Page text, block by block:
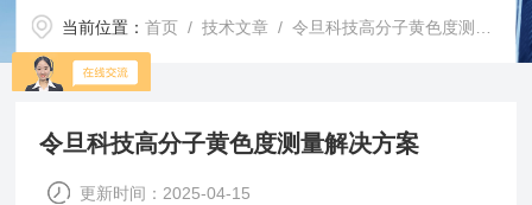
当前位置：首页 /技术文章 / 令旦科技高分子黄色度测量解决方案
令旦科技高分子黄色度测量解决方案
更新时间：2025-04-15